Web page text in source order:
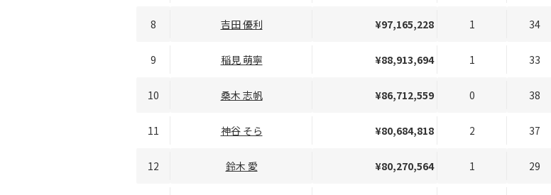
8 吉田 優利 ¥97,165,228 1 34
9 稲見 萌寧 ¥88,913,694 1 33
10 桑木 志帆 ¥86,712,559 0 38
11 神谷 そら ¥80,684,818 2 37
12 鈴木 愛 ¥80,270,564 1 29